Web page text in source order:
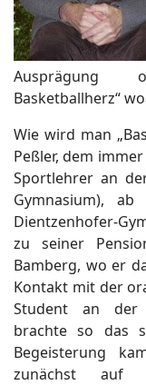
Ausprägung
Basketballherz“
Wie wird man
Peßler, dem
Sportlehrer an
Gymnasium),
Dientzenhofer-
zu seiner
Bamberg, wo er
Kontakt mit der
Student an der
brachte so das
Begeisterung
zunächst auf